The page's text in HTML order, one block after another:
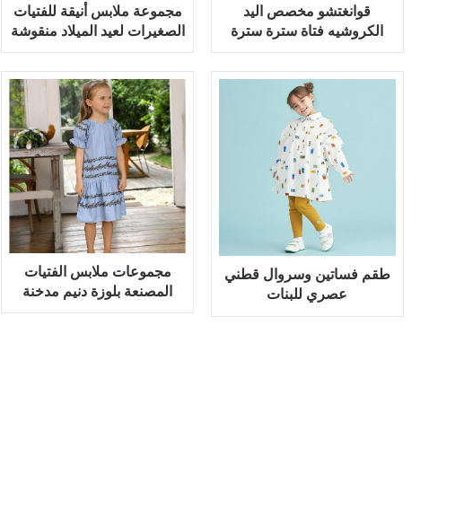
مجموعة ملابس أنيقة للفتيات
الصغيرات لعيد الميلاد منقوشة
باللون الأحمر
قوانغتشو مخصص اليد
الكروشيه فتاة سترة سترة
مطابقة الفتيات التنانير الفتيات
وتتسابق مجموعة
مجموعات ملابس الفتيات
المصنعة بلوزة دنيم مدخنة
وتنورة قطنية للفتيات
طقم فساتين وسروال قطني
عصري للبنات